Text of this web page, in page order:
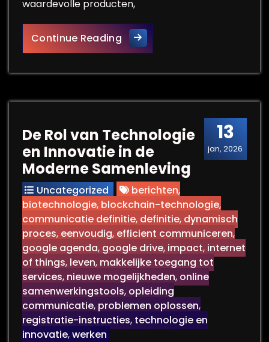
waardevolle producten,
Continue ReadingInnovatie: De Motor achter
13
jan, 2026
De Rol van Technologie
en Innovatie in de
Moderne Samenleving
Uncategorized berichten,
biotechnologie, blockchain-technologie,
communicatie definitie, definitie, dynamisch
proces, eenvoudig, efficient communiceren,
google agenda, google drive, impact, internet
of things, leven, makkelijke toegang tot
services, nieuwe mogelijkheden, online
samenwerkingstools, opleiding
communicatie, problemen oplossen,
registratie-instructies, technologie en
innovatie,werken